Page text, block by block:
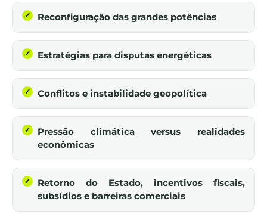
Reconfiguração das grandes potências
Estratégias para disputas energéticas
Conflitos e instabilidade geopolítica
Pressão climática versus realidades
econômicas
Retorno do Estado, incentivos fiscais,
subsídios e barreiras comerciais